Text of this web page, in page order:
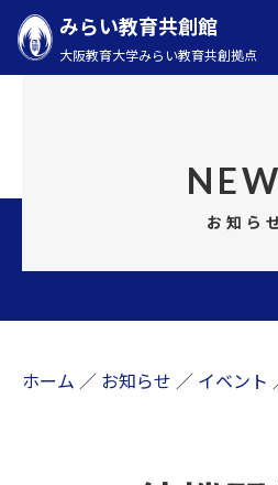
みらい教育共創館
大阪教育大学みらい教育共創拠点
お知ら
ホーム ／ お知らせ ／ イベント